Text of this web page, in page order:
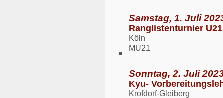
Samstag, 1. Juli
Ranglistenturnier
Köln
MU21
Sonntag, 2. Juli
Kyu-
Krofdorf-Gleiberg